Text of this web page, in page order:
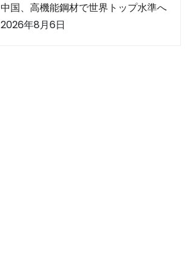
中国、高機能鋼材で世界トップ水準へ
2026年8月6日